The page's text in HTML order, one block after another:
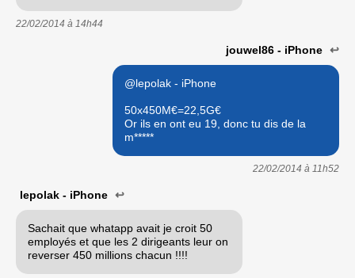
22/02/2014 à 14h44
jouwel86 - iPhone ↩
@lepolak - iPhone
50x450M€=22,5G€
Or ils en ont eu 19, donc tu dis de la
m*****
22/02/2014 à 11h52
lepolak - iPhone ↩
Sachait que whatapp avait je croit 50
employés et que les 2 dirigeants leur on
reverser 450 millions chacun !!!!